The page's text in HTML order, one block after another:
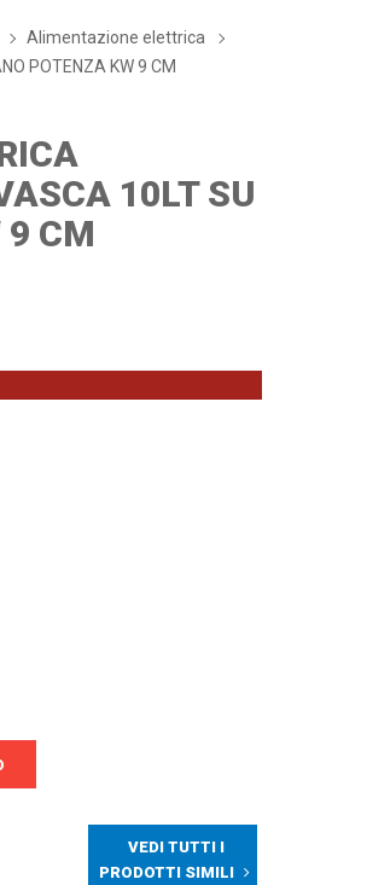
Alimentazione elettrica
POTENZA KW 9 CM
10LT SU
9 CM
VEDI TUTTI I
PRODOTTI SIMILI